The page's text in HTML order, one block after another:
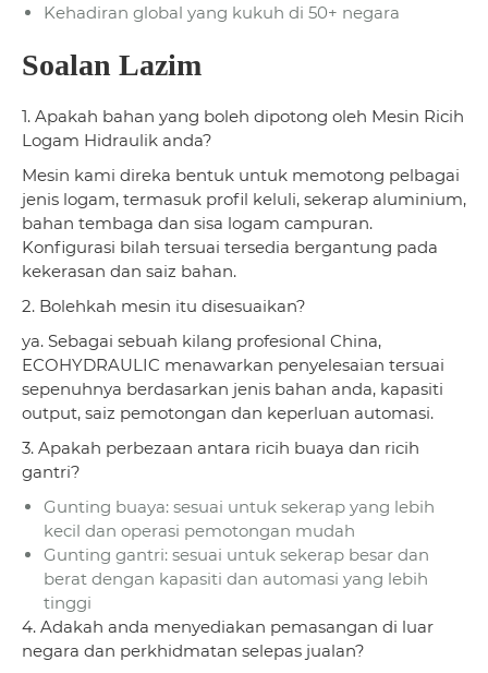
Kehadiran global yang kukuh di 50+ negara
Soalan Lazim
1. Apakah bahan yang boleh dipotong oleh Mesin Ricih
Logam Hidraulik anda?
Mesin kami direka bentuk untuk memotong pelbagai
jenis logam, termasuk profil keluli, sekerap aluminium,
bahan tembaga dan sisa logam campuran.
Konfigurasi bilah tersuai tersedia bergantung pada
kekerasan dan saiz bahan.
2. Bolehkah mesin itu disesuaikan?
ya. Sebagai sebuah kilang profesional China,
ECOHYDRAULIC menawarkan penyelesaian tersuai
sepenuhnya berdasarkan jenis bahan anda, kapasiti
output, saiz pemotongan dan keperluan automasi.
3. Apakah perbezaan antara ricih buaya dan ricih
gantri?
Gunting buaya: sesuai untuk sekerap yang lebih
kecil dan operasi pemotongan mudah
Gunting gantri: sesuai untuk sekerap besar dan
berat dengan kapasiti dan automasi yang lebih
tinggi
4. Adakah anda menyediakan pemasangan di luar
negara dan perkhidmatan selepas jualan?